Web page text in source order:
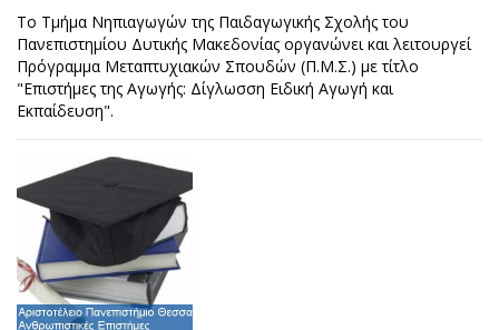
Το Τμήμα Νηπιαγωγών της Παιδαγωγικής Σχολής του
Πανεπιστημίου Δυτικής Μακεδονίας οργανώνει και λειτουργεί
Πρόγραμμα Μεταπτυχιακών Σπουδών (Π.Μ.Σ.) με τίτλο
"Επιστήμες της Αγωγής: Δίγλωσση Ειδική Αγωγή και
Εκπαίδευση".